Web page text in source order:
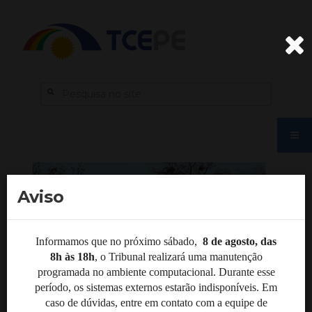
Aviso
Informamos que no próximo sábado, 8 de agosto, das
8h às 18h, o Tribunal realizará uma manutenção
programada no ambiente computacional. Durante esse
período, os sistemas externos estarão indisponíveis. Em
caso de dúvidas, entre em contato com a equipe de